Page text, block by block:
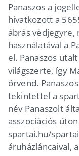
Panaszos a
hivatkozott a
ábrás védjegyre,
használatával a
el. Panaszos
világszerte, így
örvend.
tekintettel a
név Panaszolt
asszociációs
spartai.hu/
áruházláncaival,